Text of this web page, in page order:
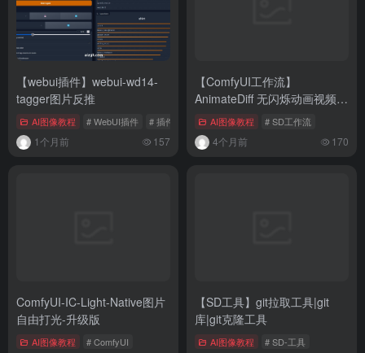
【webui插件】webui-wd14-
tagger图片反推
AI图像教程 # WebUI插件 # 插件
1个月前 157
【ComfyUI工作流】
AnimateDiff 无闪烁动画视频工
作流程（完整版）
AI图像教程 # SD工作流
4个月前 170
ComfyUI-IC-Light-Native图片
自由打光-升级版
AI图像教程 # ComfyUI
【SD工具】git拉取工具|git
库|git克隆工具
AI图像教程 # SD-工具